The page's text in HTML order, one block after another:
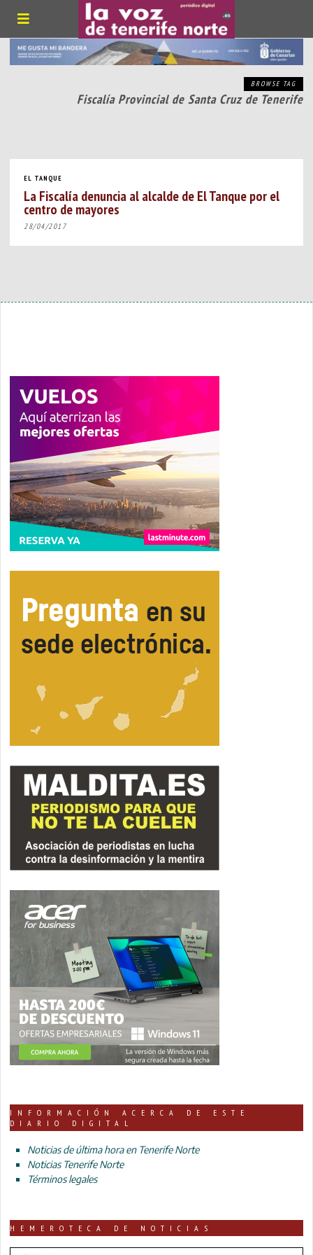
BROWSE TAG
Fiscalía Provincial de Santa Cruz de Tenerife
EL TANQUE
La Fiscalía denuncia al alcalde de El Tanque por el
centro de mayores
28/04/2017
INFORMACIÓN ACERCA DE ESTE
DIARIO DIGITAL
Noticias de última hora en Tenerife Norte
Noticias Tenerife Norte
Términos legales
HEMEROTECA DE NOTICIAS